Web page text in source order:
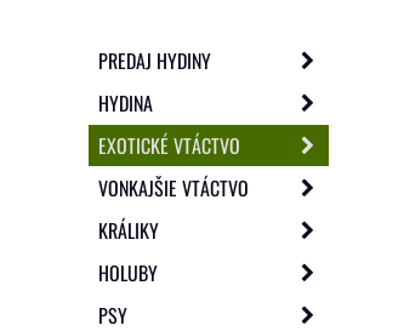
PREDAJ HYDINY
HYDINA
EXOTICKÉ VTÁCTVO
VONKAJŠIE VTÁCTVO
KRÁLIKY
HOLUBY
PSY